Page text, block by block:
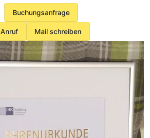
Buchungsanfrage
Anruf Mail schreiben